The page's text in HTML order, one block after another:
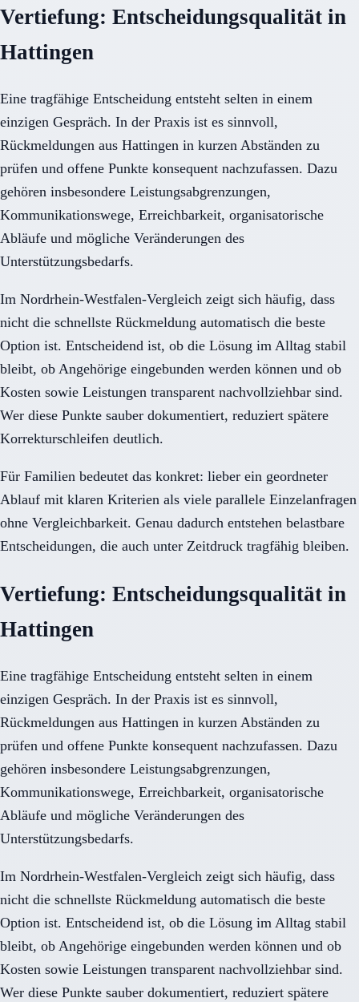
Vertiefung: Entscheidungsqualität in
Hattingen
Eine tragfähige Entscheidung entsteht selten in einem
einzigen Gespräch. In der Praxis ist es sinnvoll,
Rückmeldungen aus Hattingen in kurzen Abständen zu
prüfen und offene Punkte konsequent nachzufassen. Dazu
gehören insbesondere Leistungsabgrenzungen,
Kommunikationswege, Erreichbarkeit, organisatorische
Abläufe und mögliche Veränderungen des
Unterstützungsbedarfs.
Im Nordrhein-Westfalen-Vergleich zeigt sich häufig, dass
nicht die schnellste Rückmeldung automatisch die beste
Option ist. Entscheidend ist, ob die Lösung im Alltag stabil
bleibt, ob Angehörige eingebunden werden können und ob
Kosten sowie Leistungen transparent nachvollziehbar sind.
Wer diese Punkte sauber dokumentiert, reduziert spätere
Korrekturschleifen deutlich.
Für Familien bedeutet das konkret: lieber ein geordneter
Ablauf mit klaren Kriterien als viele parallele Einzelanfragen
ohne Vergleichbarkeit. Genau dadurch entstehen belastbare
Entscheidungen, die auch unter Zeitdruck tragfähig bleiben.
Vertiefung: Entscheidungsqualität in
Hattingen
Eine tragfähige Entscheidung entsteht selten in einem
einzigen Gespräch. In der Praxis ist es sinnvoll,
Rückmeldungen aus Hattingen in kurzen Abständen zu
prüfen und offene Punkte konsequent nachzufassen. Dazu
gehören insbesondere Leistungsabgrenzungen,
Kommunikationswege, Erreichbarkeit, organisatorische
Abläufe und mögliche Veränderungen des
Unterstützungsbedarfs.
Im Nordrhein-Westfalen-Vergleich zeigt sich häufig, dass
nicht die schnellste Rückmeldung automatisch die beste
Option ist. Entscheidend ist, ob die Lösung im Alltag stabil
bleibt, ob Angehörige eingebunden werden können und ob
Kosten sowie Leistungen transparent nachvollziehbar sind.
Wer diese Punkte sauber dokumentiert, reduziert spätere